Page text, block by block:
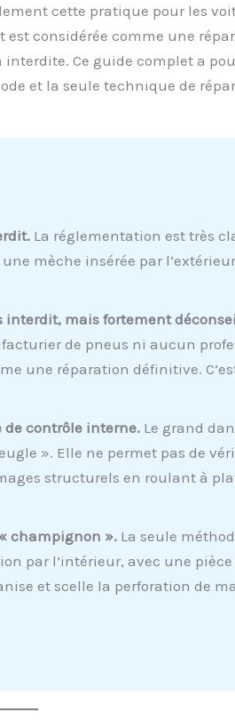
cette pratique pour les
est considérée comme une
Ce guide complet a
et la seule technique de
La réglementation est très
mèche insérée par
interdit, mais fortement
de pneus ni aucun
une réparation définitive.
de contrôle interne. Le grand
». Elle ne permet pas de
structurels en roulant à
champignon ». La seule
par l’intérieur, avec une
et scelle la perforation de